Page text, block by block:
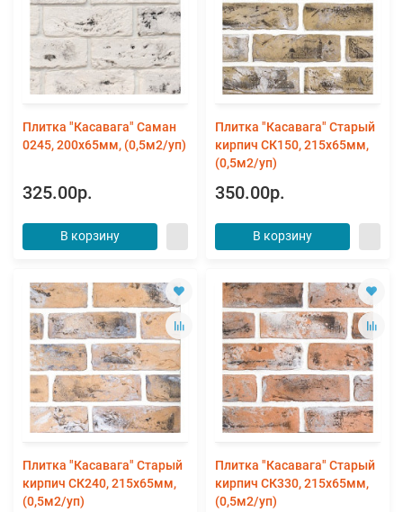
Плитка "Касавага" Саман
0245, 200х65мм, (0,5м2/уп)
325.00р.
В корзину
Плитка "Касавага" Старый
кирпич СК150, 215х65мм,
(0,5м2/уп)
350.00р.
В корзину
Плитка "Касавага" Старый
кирпич СК240, 215х65мм,
(0,5м2/уп)
Плитка "Касавага" Старый
кирпич СК330, 215х65мм,
(0,5м2/уп)